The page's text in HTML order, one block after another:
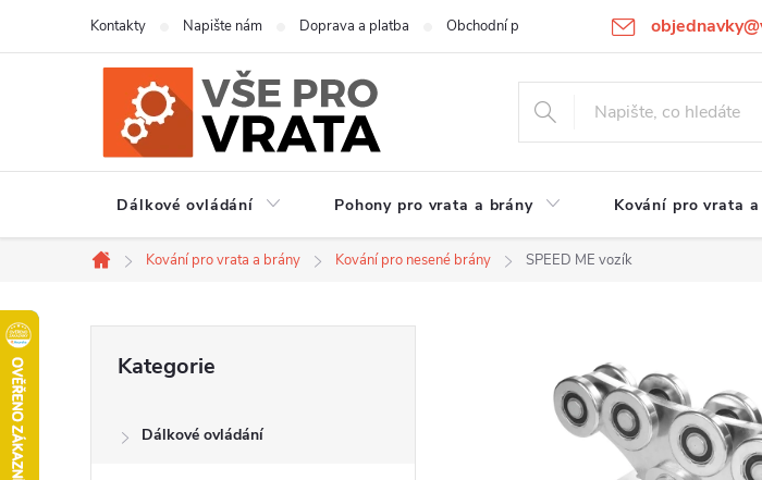
Kontakty Napište nám Doprava a platba Obchodní podmínky Ochrana osobních údajů
Dálkové ovládání Pohony pro vrata a brány Kování pro vrata
Domů
Kování pro vrata a brány Kování pro nesené brány SPEED ME vozík
kategorie
Kategorie
Dálkové ovládání